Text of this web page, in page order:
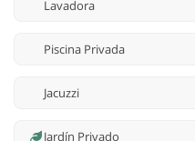
Lavadora
Piscina Privada
Jacuzzi
Jardín Privado